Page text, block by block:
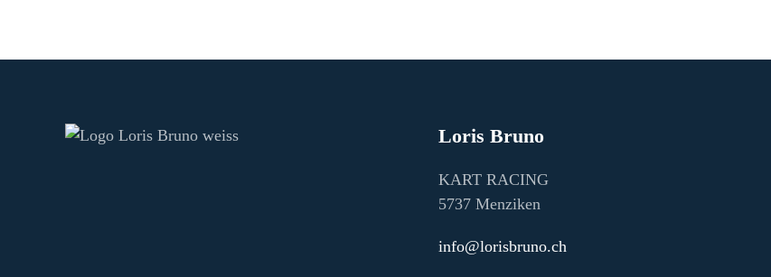
Loris Bruno
KART RACING
5737 Menziken
info@lorisbruno.ch